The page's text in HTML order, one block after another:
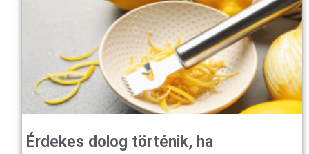
Érdekes dolog történik, ha